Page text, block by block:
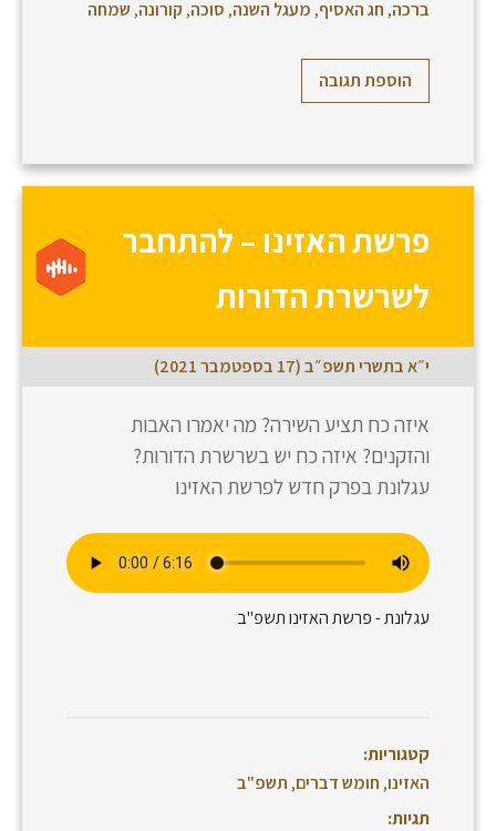
ברכה, חג האסיף, מעגל השנה, סוכה, קורונה, שמחה
הוספת תגובה
פרשת האזינו – להתחבר
לשרשרת הדורות
י״א בתשרי תשפ״ב (17 בספטמבר 2021)
איזה כח תציע השירה? מה יאמרו האבות
והזקנים? איזה כח יש בשרשרת הדורות?
עגלונת בפרק חדש לפרשת האזינו
עגלונת - פרשת האזינו תשפ"ב
קטגוריות:
האזינו, חומש דברים, תשפ"ב
תגיות: